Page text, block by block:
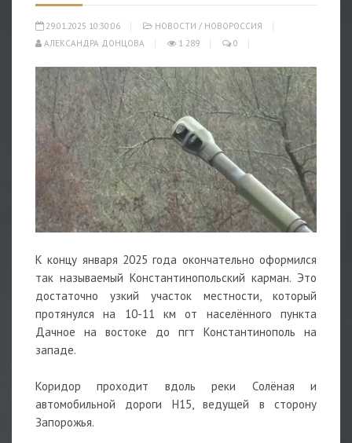
29.01.2025 10:30:06 НОВОСТИ / НОВОРОССИЯ
АЛЕКСАНДРА ДОНЦОВА
1 289 0
К концу января 2025 года окончательно оформился
так называемый Константинопольский карман. Это
достаточно узкий участок местности, который
протянулся на 10-11 км от населённого пункта
Дачное на востоке до пгт Константинополь на
западе.
Коридор проходит вдоль реки Солёная и
автомобильной дороги Н15, ведущей в сторону
Запорожья.